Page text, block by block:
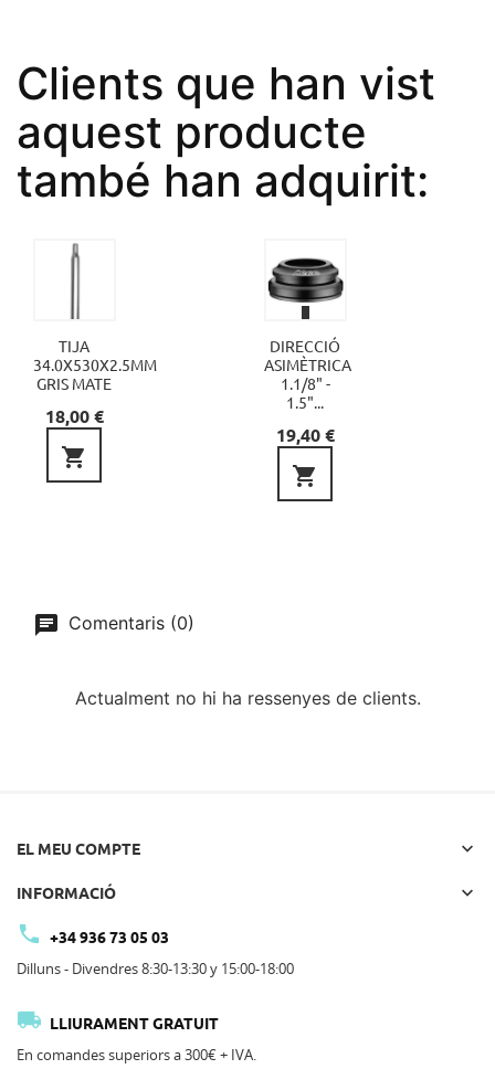
Clients que han vist
aquest producte
també han adquirit:
TIJA
34.0X530X2.5MM
GRIS MATE
Preu
18,00 €

DIRECCIÓ
ASIMÈTRICA
1.1/8" -
1.5"...
Preu
19,40 €

Comentaris (0)
Actualment no hi ha ressenyes de clients.
EL MEU COMPTE 
INFORMACIÓ 
 +34 936 73 05 03
Dilluns - Divendres 8:30-13:30 y 15:00-18:00
 LLIURAMENT GRATUIT
En comandes superiors a 300€ + IVA.